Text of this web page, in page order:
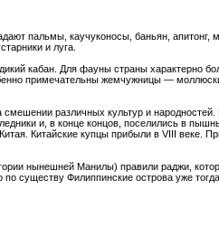
пальмы, каучуконосы, баньян, апитонг,
и луга.
кабан. Для фауны страны характерно
примечательны жемчужницы —
различных культур и народностей.
и, в конце концов, поселились в
Китайские купцы прибыли в VIII веке.
нынешней Манилы) правили раджи,
существу Филиппинские острова уже